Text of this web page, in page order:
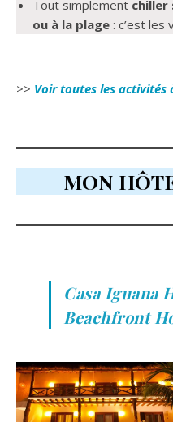
Tout simplement chiller
ou à la plage : c’est les
>> Voir toutes les activités
MON
Casa Iguana
Beachfront